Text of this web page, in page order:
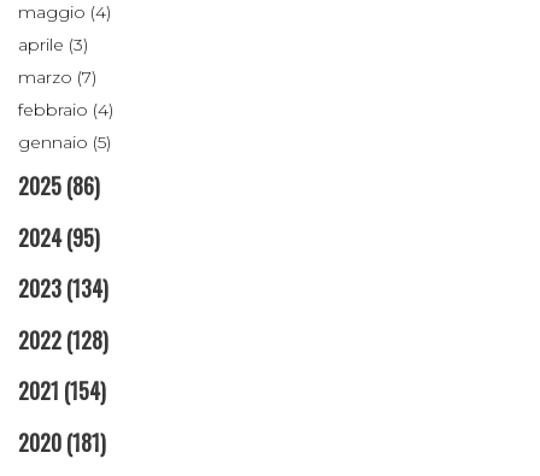
maggio (4)
aprile (3)
marzo (7)
febbraio (4)
gennaio (5)
2025(86)
2024(95)
2023(134)
2022(128)
2021 (154)
2020(181)